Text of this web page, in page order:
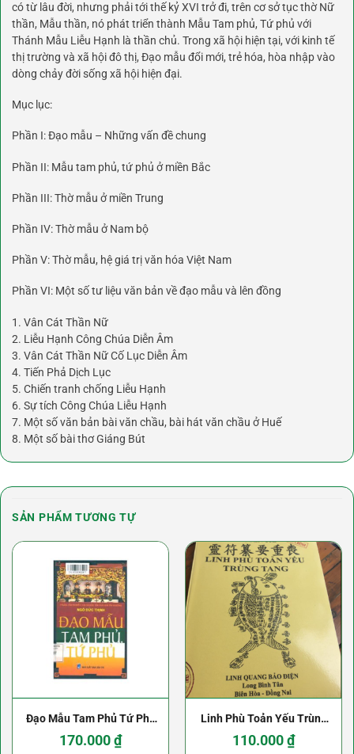
có từ lâu đời, nhưng phải tới thế kỷ XVI trở đi, trên cơ sở tục thờ Nữ
thần, Mẫu thần, nó phát triển thành Mẫu Tam phủ, Tứ phủ với
Thánh Mẫu Liễu Hạnh là thần chủ. Trong xã hội hiện tại, với kinh tế
thị trường và xã hội đô thị, Đạo mẫu đổi mới, trẻ hóa, hòa nhập vào
dòng chảy đời sống xã hội hiện đại.
Mục lục:
Phần I: Đạo mẫu – Những vấn đề chung
Phần II: Mẫu tam phủ, tứ phủ ở miền Bắc
Phần III: Thờ mẫu ở miền Trung
Phần IV: Thờ mẫu ở Nam bộ
Phần V: Thờ mẫu, hệ giá trị văn hóa Việt Nam
Phần VI: Một số tư liệu văn bản về đạo mẫu và lên đồng
1. Vân Cát Thần Nữ
2. Liễu Hạnh Công Chúa Diễn Âm
3. Vân Cát Thần Nữ Cố Lục Diễn Âm
4. Tiến Phả Dịch Lục
5. Chiến tranh chống Liễu Hạnh
6. Sự tích Công Chúa Liễu Hạnh
7. Một số văn bản bài văn chầu, bài hát văn chầu ở Huế
8. Một số bài thơ Giáng Bút
SẢN PHẨM TƯƠNG TỰ
Đạo Mẫu Tam Phủ Tứ Phủ
– Ngô Đức Thịnh
170.000₫
Linh Phù Toản Yếu Trùng
Tang – Pháp Sư Huyền Trí
110.000₫